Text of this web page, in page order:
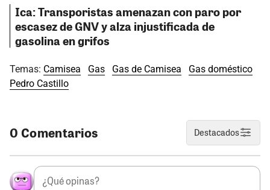
Ica: Transporistas amenazan con paro por
escasez de GNV y alza injustificada de
gasolina en grifos
Temas: Camisea Gas Gas de Camisea
Gas doméstico
Pedro Castillo
0 Comentarios Destacados